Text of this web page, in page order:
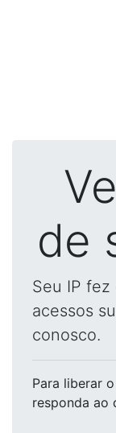
de
Seu IP
acessos
conosco.
Para liberar
responda ao